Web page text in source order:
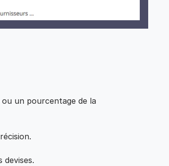
un pourcentage de la
devises.